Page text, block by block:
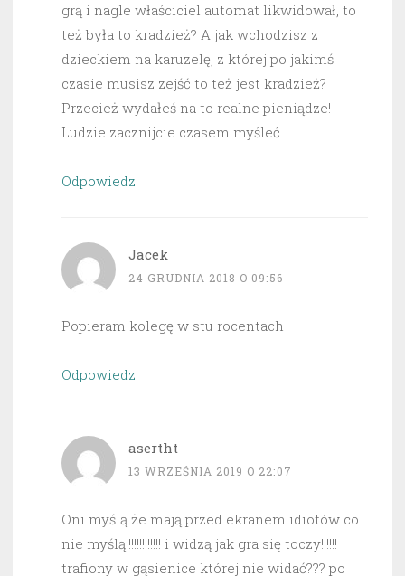
grą i nagle właściciel automat likwidował, to
też była to kradzież? A jak wchodzisz z
dzieckiem na karuzelę, z której po jakimś
czasie musisz zejść to też jest kradzież?
Przecież wydałeś na to realne pieniądze!
Ludzie zacznijcie czasem myśleć.
Odpowiedz
Jacek
24 GRUDNIA 2018 O 09:56
Popieram kolegę w stu rocentach
Odpowiedz
asertht
13 WRZEŚNIA 2019 O 22:07
Oni myślą że mają przed ekranem idiotów co
nie myślą!!!!!!!!!!!!! i widzą jak gra się toczy!!!!!!
trafiony w gąsienice której nie widać??? po